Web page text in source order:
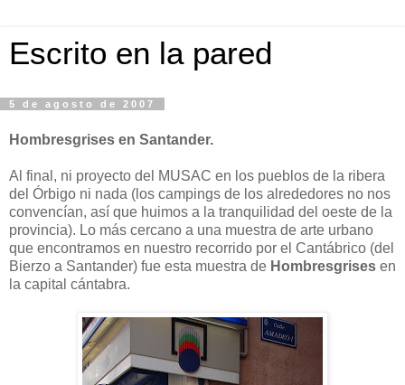
Escrito en la pared
5 de agosto de 2007
Hombresgrises en Santander.
Al final, ni proyecto del MUSAC en los pueblos de la ribera
del Órbigo ni nada (los campings de los alrededores no nos
convencían, así que huimos a la tranquilidad del oeste de la
provincia). Lo más cercano a una muestra de arte urbano
que encontramos en nuestro recorrido por el Cantábrico (del
Bierzo a Santander) fue esta muestra de Hombresgrises en
la capital cántabra.